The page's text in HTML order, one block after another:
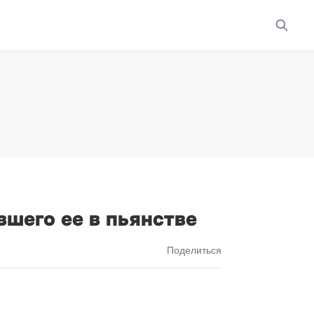
ее в пьянстве
Поделиться